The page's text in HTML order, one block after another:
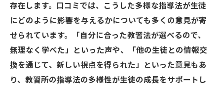
存在します。口コミでは、こうした多様な指導法が生徒
にどのように影響を与えるかについても多くの意見が寄
せられています。「自分に合った教習法が選べるので、
無理なく学べた」といった声や、「他の生徒との情報交
換を通じて、新しい視点を得られた」といった意見もあ
り、教習所の指導法の多様性が生徒の成長をサポートし